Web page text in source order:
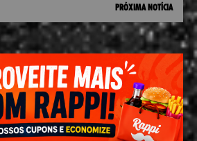
PRÓXIMA NOTÍCIA